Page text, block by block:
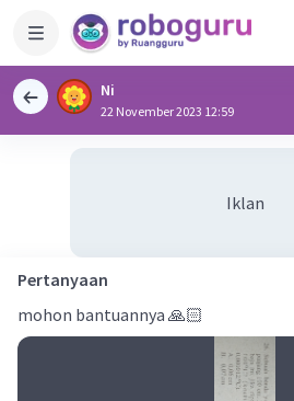
Ni
22 November 2023 12:59
Iklan
Pertanyaan
mohon bantuannya 🙏🏻